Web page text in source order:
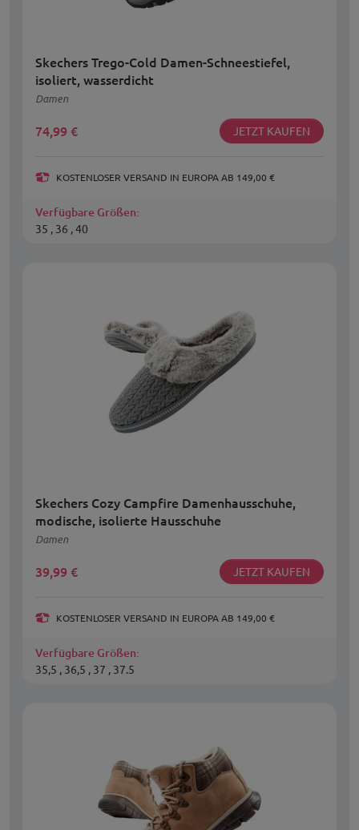
Skechers Trego-Cold Damen-Schneestiefel,
isoliert, wasserdicht
Damen
74,99 € JETZT KAUFEN
KOSTENLOSER VERSAND IN EUROPA AB 149,00 €
Verfügbare Größen:
35 , 36 , 40
Skechers Cozy Campfire Damenhausschuhe,
modische, isolierte Hausschuhe
Damen
39,99 € JETZT KAUFEN
KOSTENLOSER VERSAND IN EUROPA AB 149,00 €
Verfügbare Größen:
35,5 , 36,5 , 37 , 37.5